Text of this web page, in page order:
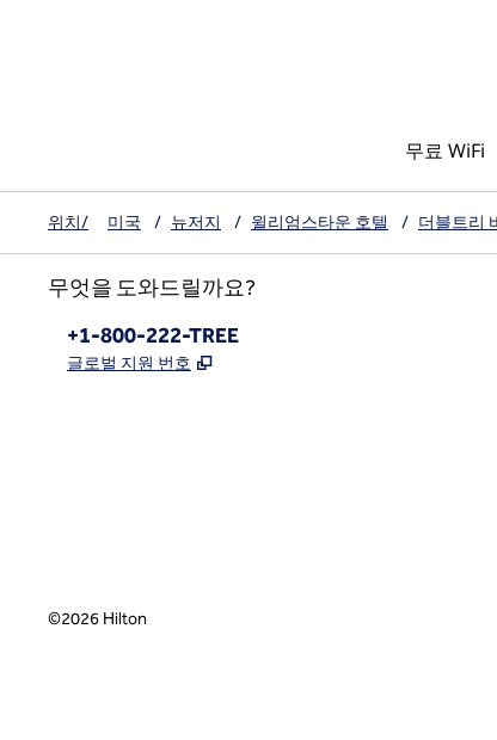
무료 WiFi
위치/ 미국 / 뉴저지 / 윌리엄스타운 호텔 / 더블트리
무엇을 도와드릴까요?
전화:
+1-800-222-TREE
글로벌 지원 번호 ,
©2026 Hilton